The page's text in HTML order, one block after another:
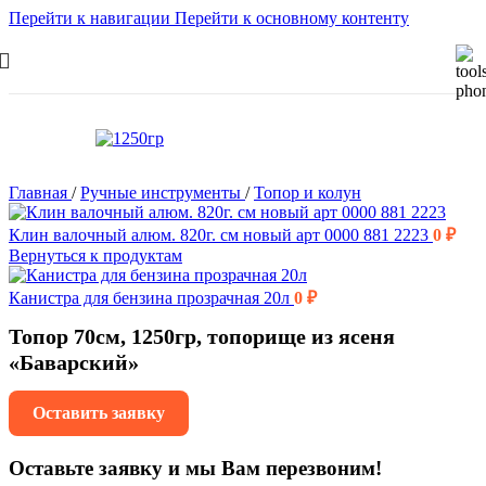
Перейти к навигации Перейти к основному контенту
Главная / Ручные инструменты / Топор и колун
Клин валочный алюм. 820г. см новый арт 0000 881 2223 0 ₽
Вернуться к продуктам
Канистра для бензина прозрачная 20л 0 ₽
Топор 70см, 1250гр, топорище из ясеня
«Баварский»
Оставить заявку
Оставьте заявку и мы Вам перезвоним!